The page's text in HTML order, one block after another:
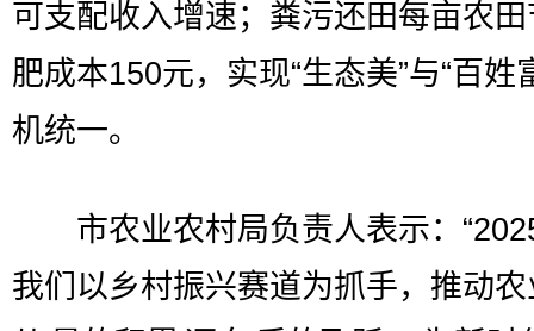
可支配收入增速；粪污还田每亩农
肥成本150元，实现“生态美”与“百姓
机统一。
市农业农村局负责人表示：
我们以乡村振兴赛道为抓手，推动